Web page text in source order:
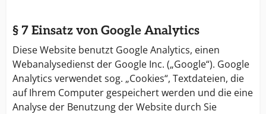
§ 7 Einsatz von Google Analytics
Diese Website benutzt Google Analytics, einen
Webanalysedienst der Google Inc. („Google“). Google
Analytics verwendet sog. „Cookies“, Textdateien, die
auf Ihrem Computer gespeichert werden und die eine
Analyse der Benutzung der Website durch Sie